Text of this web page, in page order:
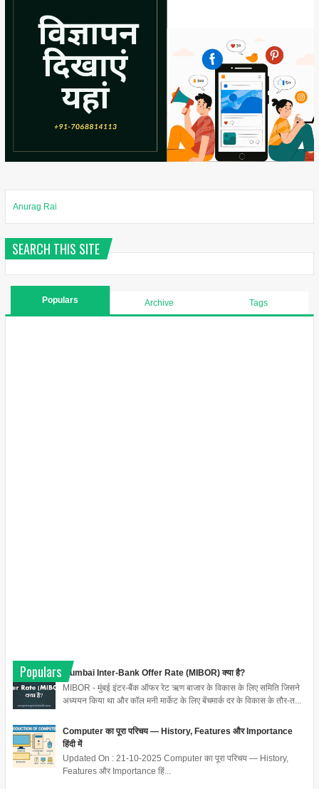
Anurag Rai
SEARCH THIS SITE
Populars Archive Tags
Populars
Mumbai Inter-Bank Offer Rate (MIBOR) क्या है?
MIBOR - मुंबई इंटर-बैंक ऑफर रेट ऋण बाजार के विकास के लिए समिति जिसने
अध्ययन किया था और कॉल मनी मार्केट के लिए बेंचमार्क दर के विकास के तौर-त...
Computer का पूरा परिचय — History, Features और Importance
हिंदी में
Updated On : 21-10-2025 Computer का पूरा परिचय — History,
Features और Importance हिं...